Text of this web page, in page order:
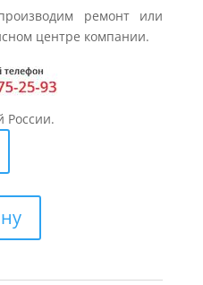
ремонт или
центре компании.
России.